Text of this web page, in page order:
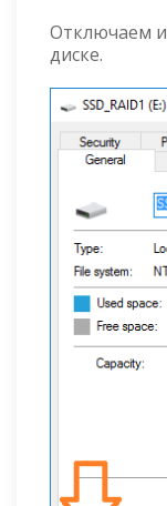
Отключаем
диске.